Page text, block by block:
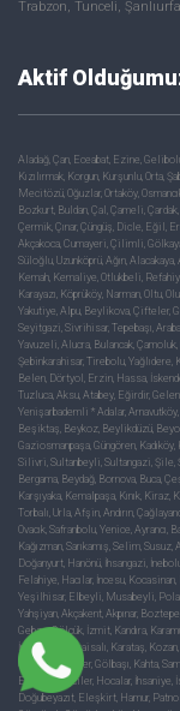
Trabzon, Tunceli,
Aktif
Aladağ, Çan, Eceabat, Ezine,
Kızılırmak, Korgun, Kurşunlu, Orta,
Mecitözü, Oğuzlar, Ortaköy,
Bozkurt, Buldan, Çal, Çameli,
Çermik, Çınar, Çüngüş, Dicle, Eğil,
Akçakoca, Cumayeri, Çilimli,
Süloğlu, Uzunköprü, Ağın,
Kemah, Kemaliye, Otlukbeli,
Karayazı, Köprüköy, Narman, Oltu,
Yakutiye, Alpu, Beylikova, Çifteler,
Seyitgazi, Sivrihisar, Tepebaşı,
Yavuzeli, Alucra, Bulancak,
Şebinkarahisar, Tirebolu, Yağlıdere,
Belen, Dörtyol, Erzin, Hassa,
Tuzluca, Aksu, Atabey, Eğirdir,
Yenişarbademli * Adalar,
Beşiktaş, Beykoz, Beylikdüzü,
Gaziosmanpaşa, Güngören,
Silivri, Sultanbeyli, Sultangazi, Şile,
Bergama, Beydağ, Bornova, Buca,
Karşıyaka, Kemalpaşa, Kınık,
Torbalı, Urla, Afşin, Andırın,
Ovacık, Safranbolu, Yenice, Ayrancı,
Kağızman, Sarıkamış, Selim,
Doğanyurt, Hanönü, İhsangazi,
Felahiye, Hacılar, İncesu, Kocasinan,
Yeşilhisar, Elbeyli, Musabeyli,
Yahşiyan, Akçakent, Akpınar,
Gebze, Gölcük, İzmit, Kandıra,
İmamoğlu, Karaisalı, Karataş,
Çelikhan, Gerger, Gölbaşı, Kahta,
Emirdağ, Evciler, Hocalar, İhsaniye,
Doğubeyazıt, Eleşkirt, Hamur,